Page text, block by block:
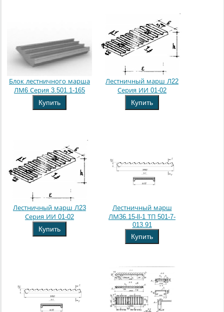
Блок лестничного марша
ЛМ6 Серия 3.501.1-165
Купить
Лестничный марш Л22
Серия ИИ 01-02
Купить
Лестничный марш Л23
Серия ИИ 01-02
Купить
Лестничный марш
ЛМ36.15-ll-1 ТП 501-7-
013.91
Купить